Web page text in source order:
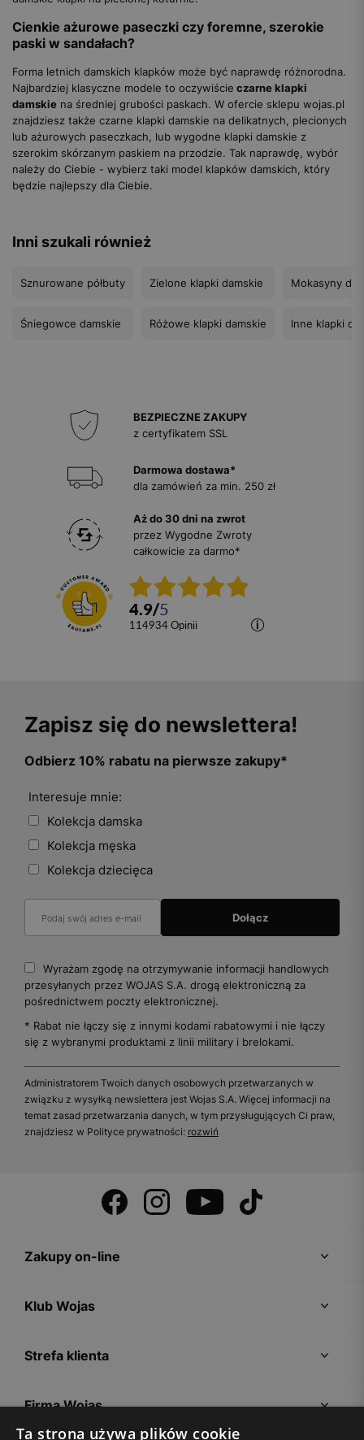
Cienkie ażurowe paseczki czy foremne, szerokie
paski w sandałach?
Forma letnich damskich klapków może być naprawdę różnorodna.
Najbardziej klasyczne modele to oczywiście czarne klapki
damskie na średniej grubości paskach. W ofercie sklepu wojas.pl
znajdziesz także czarne klapki damskie na delikatnych, plecionych
lub ażurowych paseczkach, lub wygodne klapki damskie z
szerokim skórzanym paskiem na przodzie. Tak naprawdę, wybór
należy do Ciebie - wybierz taki model klapków damskich, który
będzie najlepszy dla Ciebie.
Inni szukali również
Sznurowane półbuty
Śniegowce damskie
Zielone klapki damskie
Różowe klapki damskie
Mokasyny
Inne klapki
BEZPIECZNE ZAKUPY
z certyfikatem SSL
Darmowa dostawa*
dla zamówień za min. 250 zł
Aż do 30 dni na zwrot
przez Wygodne Zwroty
całkowicie za darmo*
4.9/5
114934 opinii
Zapisz się do newslettera!
Odbierz 10% rabatu na pierwsze zakupy*
Interesuje mnie:
Kolekcja damska
Kolekcja męska
Kolekcja dziecięca
Wyrażam zgodę na otrzymywanie informacji handlowych
przesyłanych przez WOJAS S.A. drogą elektroniczną za
pośrednictwem poczty elektronicznej.
* Rabat nie łączy się z innymi kodami rabatowymi i nie łączy
się z wybranymi produktami z linii military i brelokami.
Administratorem Twoich danych osobowych przetwarzanych w
związku z wysyłką newslettera jest Wojas S.A. Więcej informacji na
temat zasad przetwarzania danych, w tym przysługujących Ci praw,
znajdziesz w Polityce prywatności: rozwiń
Zakupy on-line
Klub Wojas
Strefa klienta
Firma Wojas
Ta strona używa plików cookie